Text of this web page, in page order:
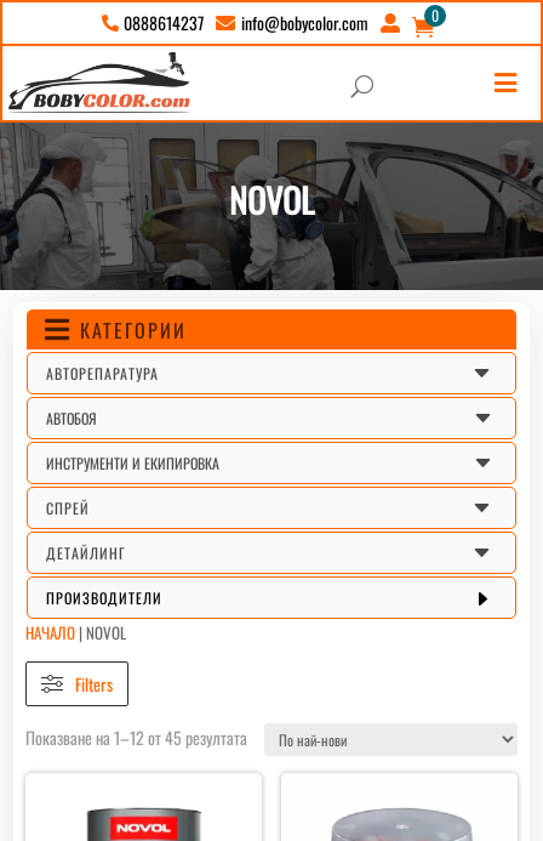
 0888614237  info@bobycolor.com  
0

U
NOVOL
 КАТЕГОРИИ
C
АВТОРЕПАРАТУРА
C
АВТОБОЯ
C
ИНСТРУМЕНТИ И ЕКИПИРОВКА
C
СПРЕЙ
C
ДЕТАЙЛИНГ
E
ПРОИЗВОДИТЕЛИ
НАЧАЛО |NOVOL
Filters
Показване на 1–12 от 45 резултата Sorted